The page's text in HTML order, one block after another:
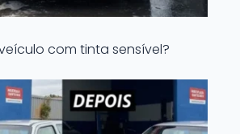
com tinta sensível?